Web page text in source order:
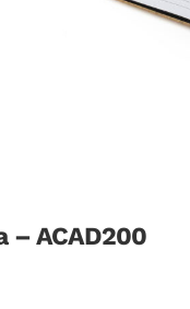
– ACAD200